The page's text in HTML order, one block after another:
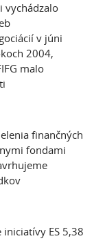
vychádzalo
v júni
2004,
malo
finančných
fondami
ES 5,38